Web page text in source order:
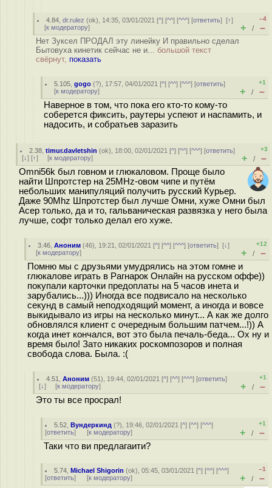
4.84 ,dr.rulez (ok), 14:35, 03/01/2021 [^] [^^] [^^^] [ответить][↑]
[к модератору]
–4
+ / –
Нет Зуксел ПРОДАЛ эту линейку И правильно сделал
Бытовуха кинетик сейчас не и... большой текст
свёрнут, показать
5.105 ,gogo (?), 17:57, 04/01/2021 [^] [^^] [^^^] [ответить]
[к модератору]
+1
+ / –
Наверное в том, что пока его кто-то кому-то
соберется фиксить, раутеры успеют и наспамить, и
надосить, и собратьев заразить
2.38 ,timur.davletshin (ok), 18:00, 02/01/2021 [^] [^^] [^^^] [ответить]
[↓] [↑] [к модератору]
+3
+ / –
Omni56k был говном и глюкаловом. Проще было
найти Шпротстер на 25MHz-овом чипе и путём
небольших манипуляций получить русский Курьер.
Даже 90Mhz Шпротстер был лучше Омни, хуже Омни был
Асер только, да и то, гальваническая развязка у него была
лучше, софт только делал его хуже.
3.46 ,Аноним (46), 19:21, 02/01/2021 [^] [^^] [^^^] [ответить][↓]
[к модератору]
+12
+ / –
Помню мы с друзьями умудрялись на этом гомне и
глюкалове играть в Рагнарок Онлайн на русском оффе))
покупали карточки предоплаты на 5 часов инета и
зарубались...))) Иногда все подвисало на несколько
секунд в самый неподходящий момент, а иногда и вовсе
выкидывало из игры на несколько минут... А как же долго
обновлялся клиент с очередным большим патчем...!)) А
когда инет кончался, вот это была печаль-беда... Ох ну и
время было! Зато никаких рocкомпoзоров и полная
свобода слова. Была. :(
4.51 ,Аноним (51), 19:44, 02/01/2021 [^] [^^] [^^^] [ответить]
[↓] [к модератору]
+1
+ / –
Это ты все просрaл!
5.52 ,Вундеркинд (?), 19:46, 02/01/2021 [^] [^^] [^^^]
[ответить] [к модератору]
+1
+ / –
Таки что ви предлагаити?
5.74 ,Michael Shigorin (ok), 05:45, 03/01/2021 [^] [^^] [^^^]
[ответить] [к модератору]
–1
+ / –